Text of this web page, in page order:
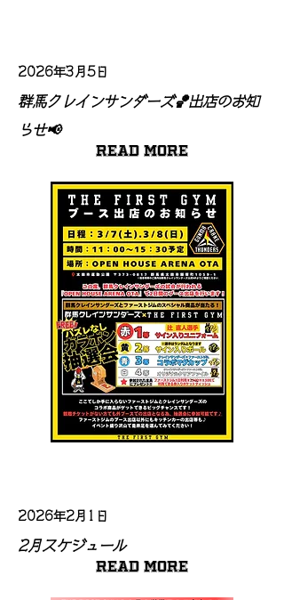
2026年3月5日
群馬クレインサンダーズ🏀出店のお知
らせ📢
Read More
2026年2月1日
2月スケジュール
Read More